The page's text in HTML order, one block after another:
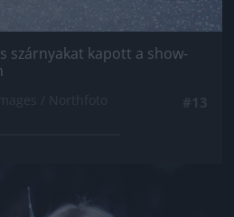
szárnyakat kapott a show-
még kép!